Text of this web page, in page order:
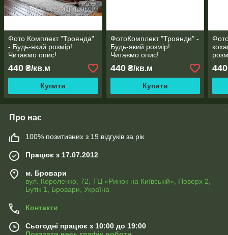
Фото Комплект "Троянда"
- Будь-який розмір!
Читаємо опис!
440 ₴/кв.м
Купити
ФотоКомплект "Троянди" -
Будь-який розмір!
Читаємо опис!
440₴/кв.м
Купити
440
Про нас
100% позитивних з 19 відгуків за рік
Працює з 17.07.2012
м. Бровари
вул. Короленко, 72, ТЦ «Ринок на Київській», Поверх 2,
Бутік 1, Бровари, Україна
Контакти
Сьогодні працює з 10:00 до 19:00